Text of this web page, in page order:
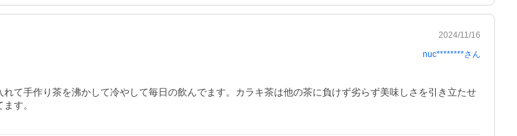
2024/11/16
nuc********さん
て手作り茶を沸かして冷やして毎日の飲んでます。カラキ茶は他の茶に負けず劣らず美味しさを引き立たせ
す。